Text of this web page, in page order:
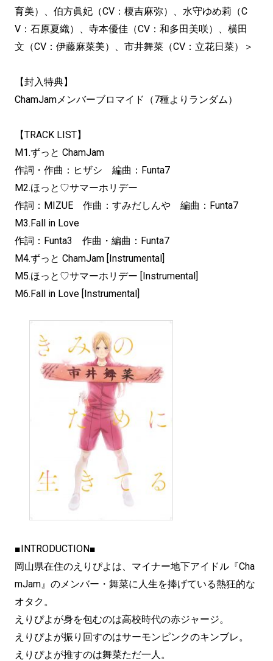
育美）、伯方眞妃（CV：榎吉麻弥）、水守ゆめ莉（C
V：石原夏織）、寺本優佳（CV：和多田美咲）、横田
文（CV：伊藤麻菜美）、市井舞菜（CV：立花日菜）＞
【封入特典】
ChamJamメンバーブロマイド（7種よりランダム）
【TRACK LIST】
M1.ずっと ChamJam
作詞・作曲：ヒザシ 編曲：Funta7
M2.ほっと♡サマーホリデー
作詞：MIZUE 作曲：すみだしんや 編曲：Funta7
M3.Fall in Love
作詞：Funta3 作曲・編曲：Funta7
M4.ずっと ChamJam [Instrumental]
M5.ほっと♡サマーホリデー [Instrumental]
M6.Fall in Love [Instrumental]
■INTRODUCTION■
岡山県在住のえりぴよは、マイナー地下アイドル『Cha
mJam』のメンバー・舞菜に人生を捧げている熱狂的な
オタク。
えりぴよが身を包むのは高校時代の赤ジャージ。
えりぴよが振り回すのはサーモンピンクのキンブレ。
えりぴよが推すのは舞菜ただ一人。